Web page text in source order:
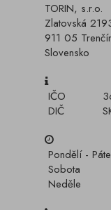
TORIN, s.r.o.
Zlatovská
911 05
Slovensko
IČO
DIČ
Pondělí -
Sobota
Neděle